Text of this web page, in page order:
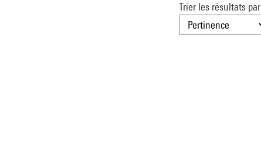
Trier les résultats par